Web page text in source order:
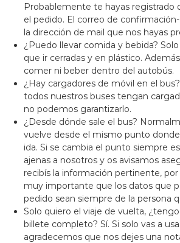
Probablemente te hayas registrado
el pedido. El correo de
la dirección de mail que nos hayas
¿Puedo llevar comida y bebida?
que ir cerradas y en plástico.
comer ni beber dentro del autobús.
¿Hay cargadores de móvil en el
todos nuestros buses tengan
no podemos garantizarlo.
¿Desde dónde sale el bus?
vuelve desde el mismo punto donde
ida. Si se cambia el punto siempre
ajenas a nosotros y os avisamos
recibís la información pertinente,
muy importante que los datos que
pedido sean siempre de la persona
Solo quiero el viaje de vuelta,
billete completo? Sí. Si solo vas a
agradecemos que nos dejes una